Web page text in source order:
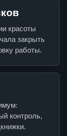
красоты
закрыть
работы.
контроль,